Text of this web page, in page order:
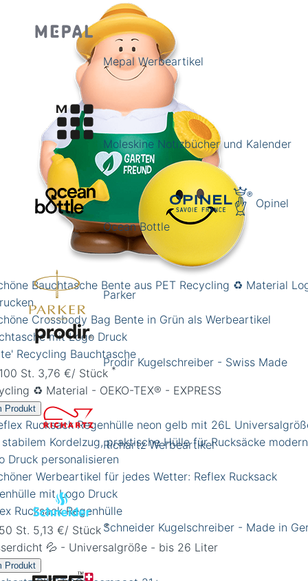
Mepal Werbeartikel
Moleskine Notizbücher und Kalender
Ocean Bottle
Opinel
Parker
Prodir Kugelschreiber - Swiss Made
Richartz Werbeartikel
Schneider Kugelschreiber - Made in
Recycling Bauchtasche
St. 3,76 €/ Stück *
♻️ Material - OEKO-TEX® - EXPRESS
Produkt
Rucksack Regenhülle
St. 5,13 €/ Stück*
💦 - Universalgröße - bis 26 Liter
Produkt